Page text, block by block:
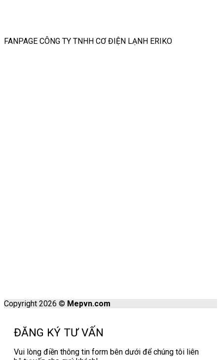
FANPAGE CÔNG TY TNHH CƠ ĐIỆN LẠNH ERIKO
Copyright 2026 © Mepvn.com
ĐĂNG KÝ TƯ VẤN
Vui lòng điền thông tin form bên dưới để chúng tôi liên